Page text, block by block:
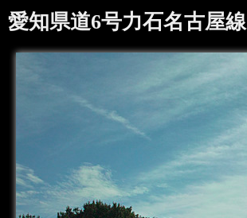
愛知県道6号力石名古屋線